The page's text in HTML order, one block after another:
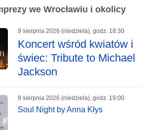
we Wrocławiu i okolicy
9 sierpnia 2026 (niedziela), godz. 18:30
Koncert wśród kwiatów i
świec: Tribute to Michael
Jackson
9 sierpnia 2026 (niedziela), godz. 19:00
Soul Night by Anna Kłys